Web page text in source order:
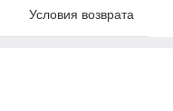
Условия возврата